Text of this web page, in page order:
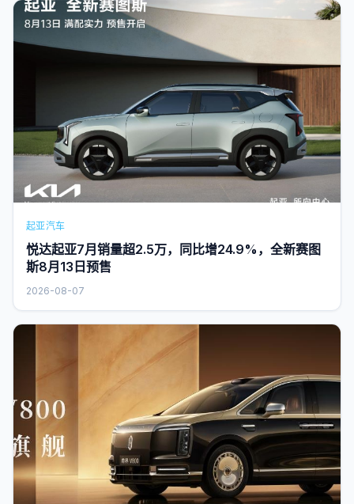
起亚汽车
悦达起亚7月销量超2.5万，同比增24.9%，全新赛图
斯8月13日预售
2026-08-07